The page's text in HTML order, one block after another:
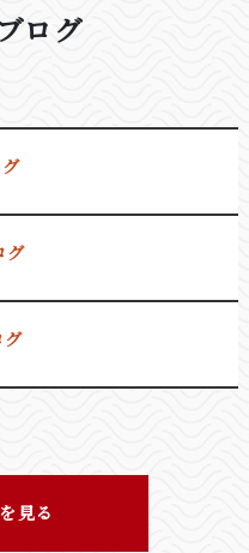
お客様への感謝の気
を行っております<(_
店」を支えてくださ
ログ
グ
グ
見る